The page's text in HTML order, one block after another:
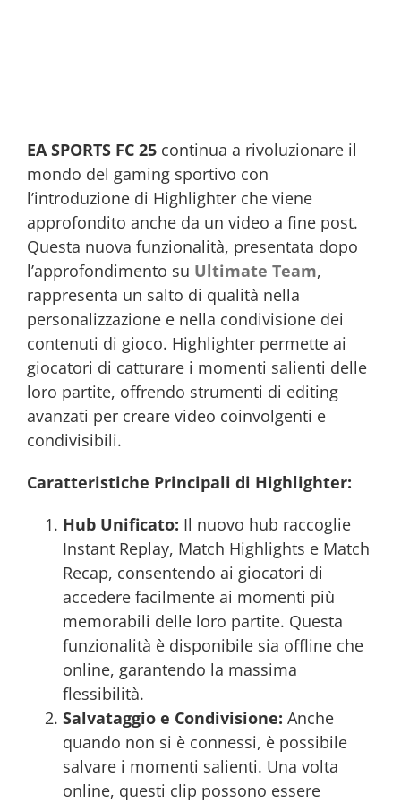
EA SPORTS FC 25 continua a rivoluzionare il
mondo del gaming sportivo con
l’introduzione di Highlighter che viene
approfondito anche da un video a fine post.
Questa nuova funzionalità, presentata dopo
l’approfondimento su Ultimate Team,
rappresenta un salto di qualità nella
personalizzazione e nella condivisione dei
contenuti di gioco. Highlighter permette ai
giocatori di catturare i momenti salienti delle
loro partite, offrendo strumenti di editing
avanzati per creare video coinvolgenti e
condivisibili.
Caratteristiche Principali di Highlighter:
Hub Unificato: Il nuovo hub raccoglie
Instant Replay, Match Highlights e Match
Recap, consentendo ai giocatori di
accedere facilmente ai momenti più
memorabili delle loro partite. Questa
funzionalità è disponibile sia offline che
online, garantendo la massima
flessibilità.
Salvataggio e Condivisione: Anche
quando non si è connessi, è possibile
salvare i momenti salienti. Una volta
online, questi clip possono essere